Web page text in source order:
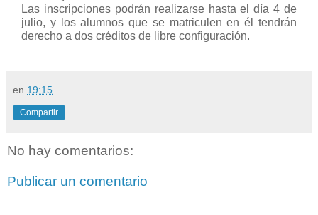
Las inscripciones podrán realizarse hasta el día 4 de
julio, y los alumnos que se matriculen en él tendrán
derecho a dos créditos de libre configuración.
en 19:15
Compartir
No hay comentarios:
Publicar un comentario